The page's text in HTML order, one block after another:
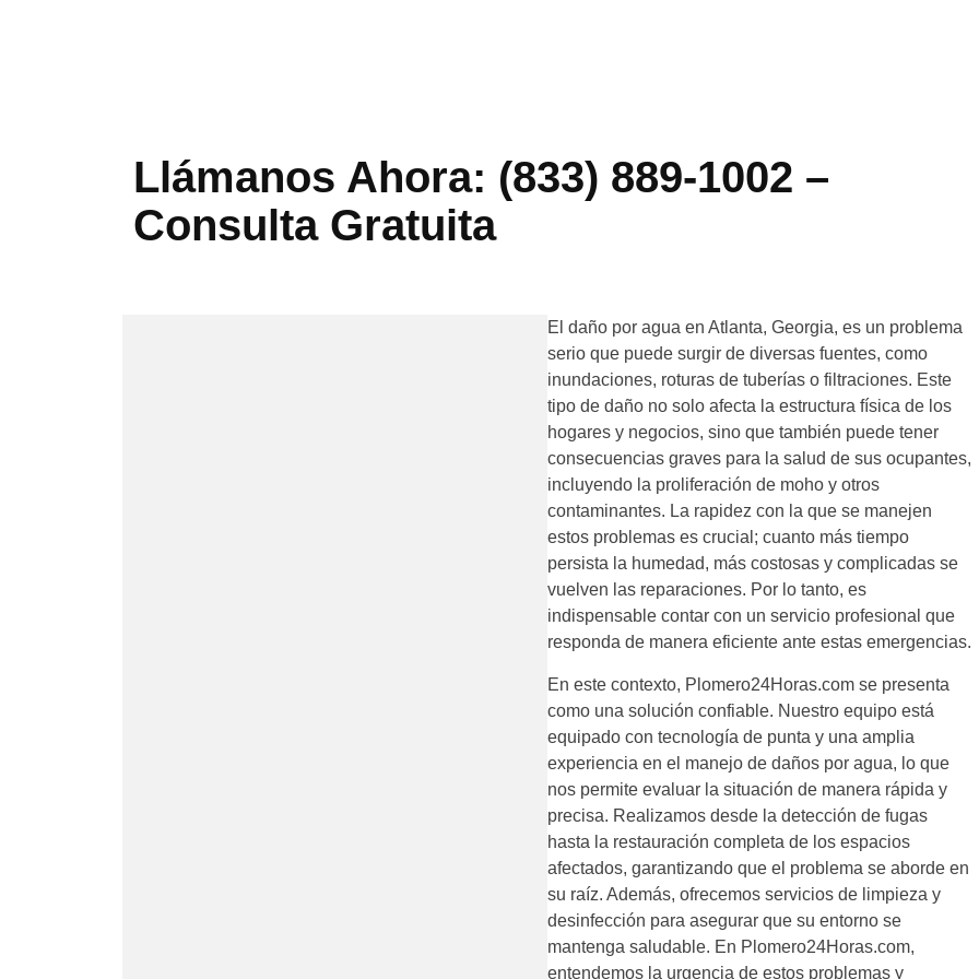
Llámanos Ahora: (833) 889-1002 –
Consulta Gratuita
El daño por agua en Atlanta, Georgia, es un problema
serio que puede surgir de diversas fuentes, como
inundaciones, roturas de tuberías o filtraciones. Este
tipo de daño no solo afecta la estructura física de los
hogares y negocios, sino que también puede tener
consecuencias graves para la salud de sus ocupantes,
incluyendo la proliferación de moho y otros
contaminantes. La rapidez con la que se manejen
estos problemas es crucial; cuanto más tiempo
persista la humedad, más costosas y complicadas se
vuelven las reparaciones. Por lo tanto, es
indispensable contar con un servicio profesional que
responda de manera eficiente ante estas emergencias.
En este contexto, Plomero24Horas.com se presenta
como una solución confiable. Nuestro equipo está
equipado con tecnología de punta y una amplia
experiencia en el manejo de daños por agua, lo que
nos permite evaluar la situación de manera rápida y
precisa. Realizamos desde la detección de fugas
hasta la restauración completa de los espacios
afectados, garantizando que el problema se aborde en
su raíz. Además, ofrecemos servicios de limpieza y
desinfección para asegurar que su entorno se
mantenga saludable. En Plomero24Horas.com,
entendemos la urgencia de estos problemas y